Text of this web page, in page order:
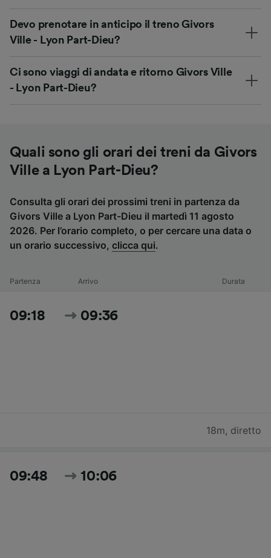
Devo prenotare in anticipo il treno Givors
Ville - Lyon Part-Dieu?
Ci sono viaggi di andata e ritorno Givors Ville
- Lyon Part-Dieu?
Quali sono gli orari dei treni da Givors
Ville a Lyon Part-Dieu?
Consulta gli orari dei prossimi treni in partenza da
Givors Ville a Lyon Part-Dieu il martedì 11 agosto
2026. Per l’orario completo, o per cercare una data o
un orario successivo, clicca qui.
Partenza Arrivo Durata
09:18 09:36
18m, diretto
09:48 10:06